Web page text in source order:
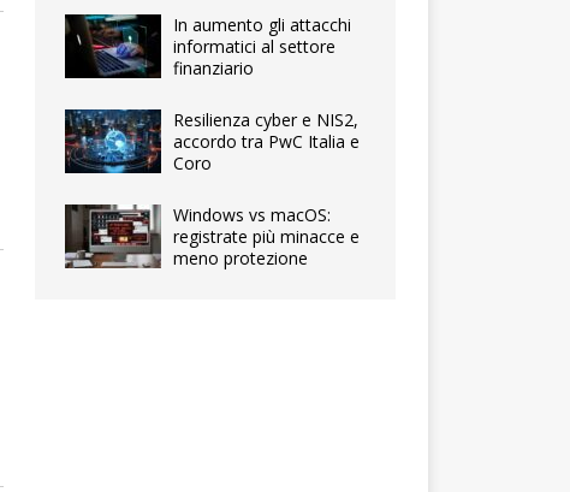
In aumento gli attacchi
informatici al settore
finanziario
Resilienza cyber e NIS2,
accordo tra PwC Italia e
Coro
Windows vs macOS:
registrate più minacce e
meno protezione